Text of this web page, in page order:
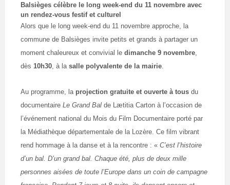
Balsièges célèbre le long week-end du 11 novembre avec
un rendez-vous festif et culturel
Alors que le long week-end du 11 novembre approche, la
commune de Balsièges invite petits et grands à partager un
moment chaleureux et convivial le dimanche 9 novembre,
dès 10h30, à la salle polyvalente de la mairie.
Au programme, la projection gratuite et ouverte à tous du
documentaire Le Grand Bal de Lætitia Carton à l’occasion de
l’événement national du Mois du Film Documentaire porté par
la Médiathèque départementale de la Lozère. Ce film vibrant
rend hommage à la danse et à la rencontre : « C’est l’histoire
d’un bal. D’un grand bal. Chaque été, plus de deux mille
personnes aisées de toute l’Europe dans un coin de campagne